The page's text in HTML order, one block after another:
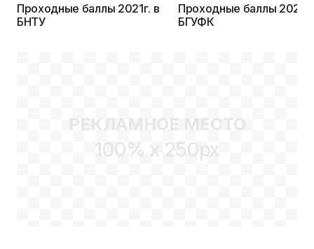
Проходные баллы 2021г. в
БНТУ
Проходные баллы 2021г.
БГУФК
РЕКЛАМНОЕ МЕСТО
100% x 250px